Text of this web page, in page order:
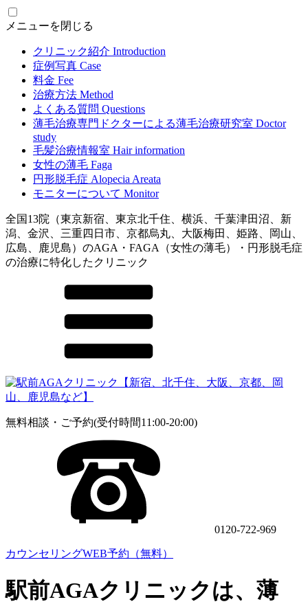
メニューを閉じる
クリニック紹介 Introduction
症例写真 Case
料金 Fee
治療方法 Method
よくある質問 Questions
薄毛治療専門ドクターによる薄毛治療研究室 Doctor
study
毛髪治療情報室 Hair information
女性の薄毛 Faga
円形脱毛症 Alopecia Areata
モニターについて Monitor
全国13院（東京新宿、東京北千住、横浜、千葉津田沼、新
潟、金沢、三重四日市、京都烏丸、大阪梅田、姫路、岡山、
広島、鹿児島）のAGA・FAGA（女性の薄毛）・円形脱毛症
の治療に特化したクリニック
無料相談・ご予約(受付時間11:00-20:00)
0120-722-969
カウンセリングWEB予約（無料）
駅前AGAクリニックは、薄